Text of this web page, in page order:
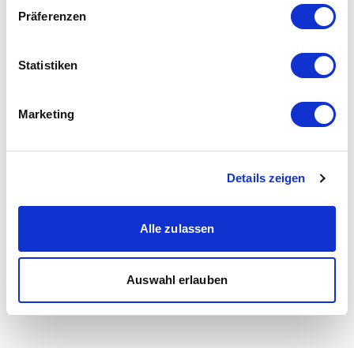
Präferenzen
Statistiken
Marketing
Details zeigen
Alle zulassen
Auswahl erlauben